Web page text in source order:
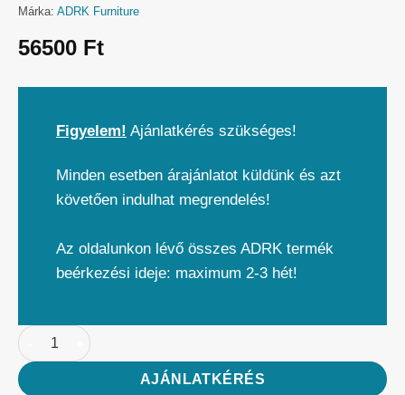
Márka: ADRK Furniture
56500 Ft
Figyelem! Ajánlatkérés szükséges!
Minden esetben árajánlatot küldünk és azt
követően indulhat megrendelés!
Az oldalunkon lévő összes ADRK termék
beérkezési ideje: maximum 2-3 hét!
AJÁNLATKÉRÉS